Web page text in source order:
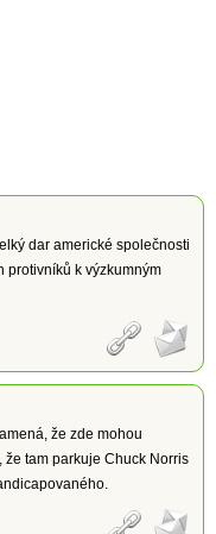
dar americké společnosti
protivníků k výzkumným
že zde mohou
tam parkuje Chuck Norris